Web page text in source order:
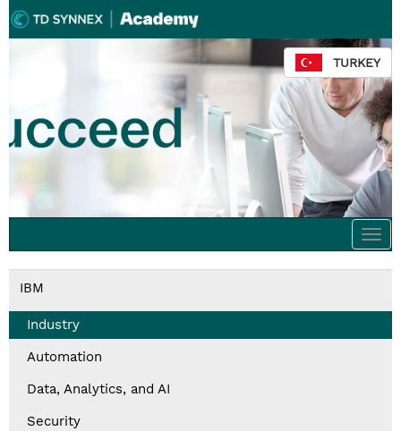
TURKEY
IBM
Industry
Automation
Data, Analytics, and AI
Security